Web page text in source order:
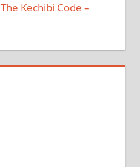
The Kechibi Code –